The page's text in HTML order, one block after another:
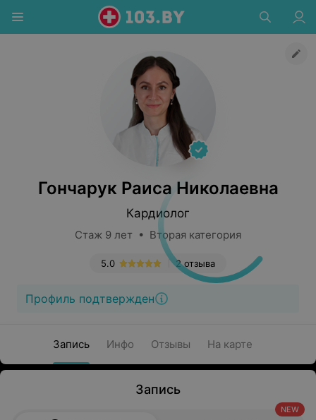
Гончарук Раиса Николаевна
Кардиолог
Стаж 9 лет • Вторая категория
2 отзыва
5.0
Профиль подтвержден
Запись Инфо Отзывы На карте
Запись
NEW